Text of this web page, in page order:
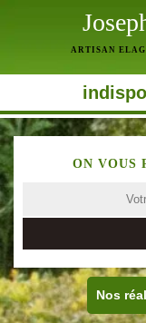
ARTISAN
ON VOUS
Nos